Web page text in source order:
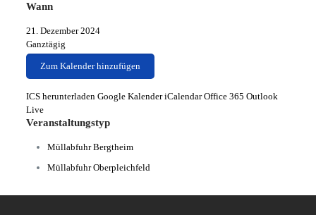
Wann
21. Dezember 2024
Ganztägig
Zum Kalender hinzufügen
ICS herunterladen Google Kalender iCalendar Office 365 Outlook
Live
Veranstaltungstyp
Müllabfuhr Bergtheim
Müllabfuhr Oberpleichfeld